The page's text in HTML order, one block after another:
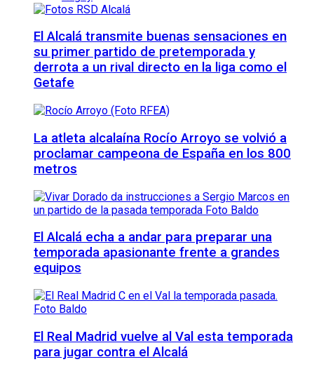
El Alcalá transmite buenas sensaciones en
su primer partido de pretemporada y
derrota a un rival directo en la liga como el
Getafe
La atleta alcalaína Rocío Arroyo se volvió a
proclamar campeona de España en los 800
metros
El Alcalá echa a andar para preparar una
temporada apasionante frente a grandes
equipos
El Real Madrid vuelve al Val esta temporada
para jugar contra el Alcalá